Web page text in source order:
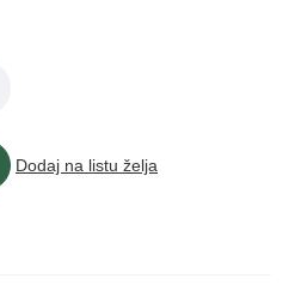
Dodaj na listu želja